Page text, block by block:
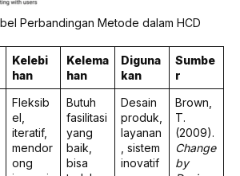
Perbandingan Metode dalam HCD
Kelebi
han
Kelema
han
Diguna
kan
Sumbe
r
Fleksib
el,
iteratif,
mendor
ong
Butuh
fasilitasi
yang
baik,
bisa
Desain
produk,
layanan
, sistem
inovatif
Brown,
T.
(2009).
Change
by